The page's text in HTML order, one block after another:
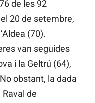
de les 92
20 de setembre,
(70).
van seguides
i la Geltrú (64),
obstant, la dada
de